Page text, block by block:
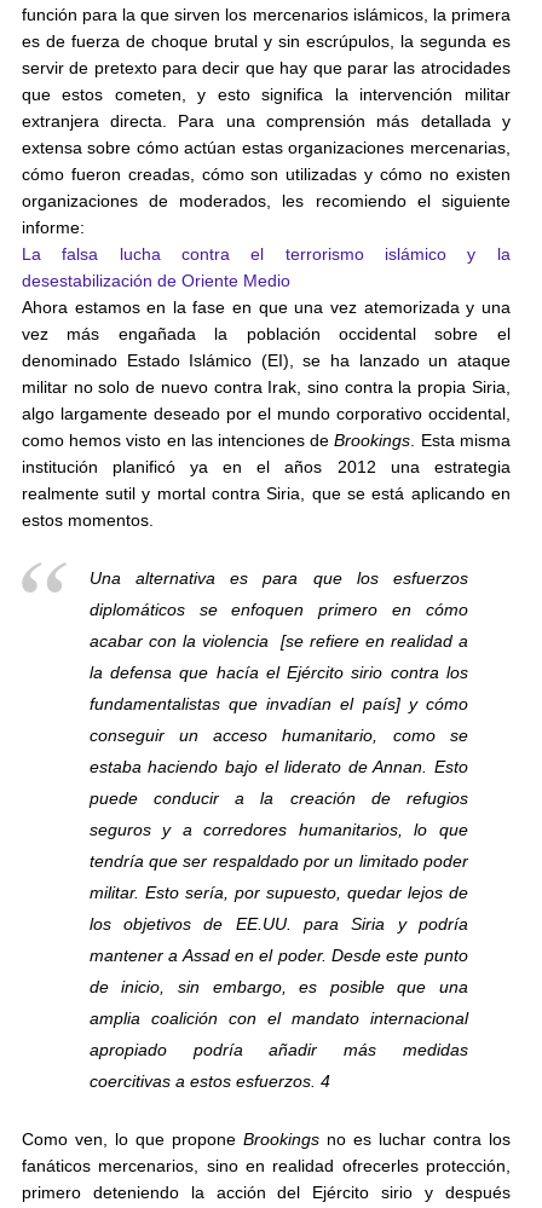
función para la que sirven los mercenarios islámicos, la primera
es de fuerza de choque brutal y sin escrúpulos, la segunda es
servir de pretexto para decir que hay que parar las atrocidades
que estos cometen, y esto significa la intervención militar
extranjera directa. Para una comprensión más detallada y
extensa sobre cómo actúan estas organizaciones mercenarias,
cómo fueron creadas, cómo son utilizadas y cómo no existen
organizaciones de moderados, les recomiendo el siguiente
informe:
La falsa lucha contra el terrorismo islámico y la
desestabilización de Oriente Medio
Ahora estamos en la fase en que una vez atemorizada y una
vez más engañada la población occidental sobre el
denominado Estado Islámico (EI), se ha lanzado un ataque
militar no solo de nuevo contra Irak, sino contra la propia Siria,
algo largamente deseado por el mundo corporativo occidental,
como hemos visto en las intenciones deBrookings . Esta misma
institución planificó ya en el años 2012 una estrategia
realmente sutil y mortal contra Siria, que se está aplicando en
estos momentos.
Una alternativa es para que los esfuerzos
diplomáticos se enfoquen primero en cómo
acabar con la violencia
[se refiere en realidad a
la defensa que hacía el Ejército sirio contra los
fundamentalistas que invadían el país] y cómo
conseguir un acceso humanitario, como se
estaba haciendo bajo el liderato de Annan. Esto
puede conducir a la creación de refugios
seguros y a corredores humanitarios, lo que
tendría que ser respaldado por un limitado poder
militar. Esto sería, por supuesto, quedar lejos de
los objetivos de EE.UU. para Siria y podría
mantener a Assad en el poder. Desde este punto
de inicio, sin embargo, es posible que una
amplia coalición con el mandato internacional
apropiado podría añadir más medidas
coercitivas a estos esfuerzos. 4
Como ven, lo que propone Brookingsno es luchar contra los
fanáticos mercenarios, sino en realidad ofrecerles protección,
primero deteniendo la acción del Ejército sirio y después